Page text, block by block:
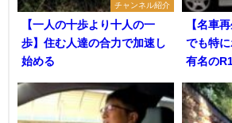
チャンネル紹介
【一人の十歩より十人の一
歩】住む人達の合力で加速し
始める
【名車
でも特
有名の